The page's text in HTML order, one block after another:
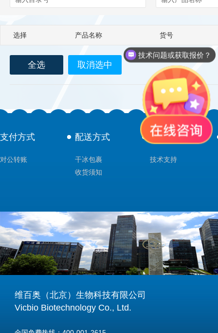
Berry & Associates
LGC Maine Standards Biolife
AbD Serotec
选择 产品名称 货号
全选 取消选中
支付方式
对公转账
配送方式
干冰包裹
收货须知
售后服务
技术支持
维百奥（北京）生物科技有限公司
Vicbio Biotechnology Co., Ltd.
技术问题或获取报价？